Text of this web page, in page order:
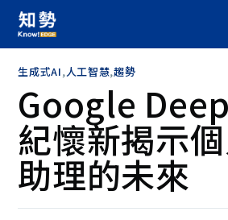
生成式AI,人工智慧,趨勢
Google
紀懷新揭示
助理的未來